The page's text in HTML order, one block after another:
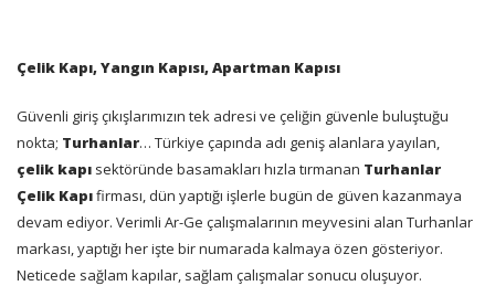
Çelik Kapı, Yangın Kapısı, Apartman Kapısı
Güvenli giriş çıkışlarımızın tek adresi ve çeliğin güvenle buluştuğu
nokta; Turhanlar… Türkiye çapında adı geniş alanlara yayılan,
çelik kapı sektöründe basamakları hızla tırmanan Turhanlar
Çelik Kapıfirması, dün yaptığı işlerle bugün de güven kazanmaya
devam ediyor. Verimli Ar-Ge çalışmalarının meyvesini alan Turhanlar
markası, yaptığı her işte bir numarada kalmaya özen gösteriyor.
Neticede sağlam kapılar, sağlam çalışmalar sonucu oluşuyor.